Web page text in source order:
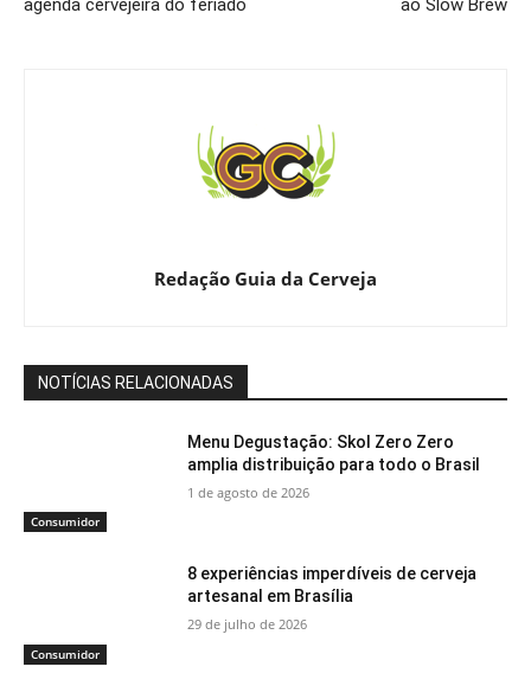
agenda cervejeira do feriado ao Slow Brew
Redação Guia da Cerveja
NOTÍCIAS RELACIONADAS
Consumidor
Menu Degustação: Skol Zero Zero
amplia distribuição para todo o Brasil
1 de agosto de 2026
Consumidor
8 experiências imperdíveis de cerveja
artesanal em Brasília
29 de julho de 2026